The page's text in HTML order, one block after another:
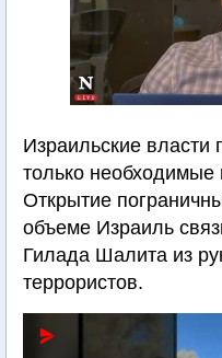
Израильские власти
только необходимые
Открытие
объеме Израиль
Гилада Шалита из
террористов.